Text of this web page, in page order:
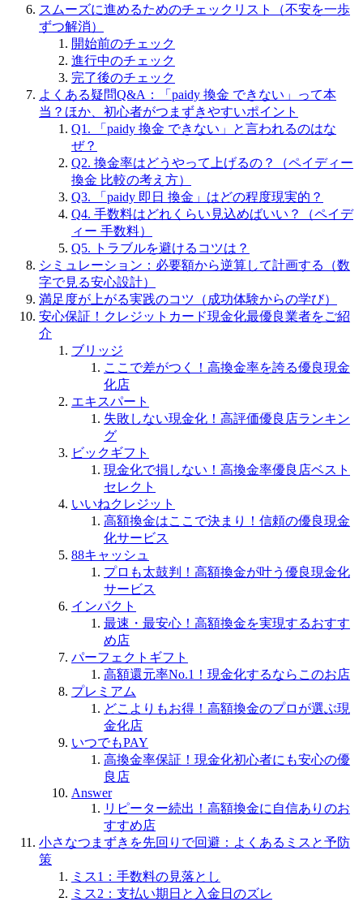
スムーズに進めるためのチェックリスト（不安を一歩
ずつ解消）
開始前のチェック
進行中のチェック
完了後のチェック
よくある疑問Q&A：「paidy 換金 できない」って本
当？ほか、初心者がつまずきやすいポイント
Q1. 「paidy 換金 できない」と言われるのはな
ぜ？
Q2. 換金率はどうやって上げるの？（ペイディー
換金 比較の考え方）
Q3. 「paidy 即日 換金」はどの程度現実的？
Q4. 手数料はどれくらい見込めばいい？（ペイデ
ィー 手数料）
Q5. トラブルを避けるコツは？
シミュレーション：必要額から逆算して計画する（数
字で見る安心設計）
満足度が上がる実践のコツ（成功体験からの学び）
安心保証！クレジットカード現金化最優良業者をご紹
介
ブリッジ
ここで差がつく！高換金率を誇る優良現金
化店
エキスパート
失敗しない現金化！高評価優良店ランキン
グ
ビックギフト
現金化で損しない！高換金率優良店ベスト
セレクト
いいねクレジット
高額換金はここで決まり！信頼の優良現金
化サービス
88キャッシュ
プロも太鼓判！高額換金が叶う優良現金化
サービス
インパクト
最速・最安心！高額換金を実現するおすす
め店
パーフェクトギフト
高額還元率No.1！現金化するならこのお店
プレミアム
どこよりもお得！高額換金のプロが選ぶ現
金化店
いつでもPAY
高換金率保証！現金化初心者にも安心の優
良店
Answer
リピーター続出！高額換金に自信ありのお
すすめ店
小さなつまずきを先回りで回避：よくあるミスと予防
策
ミス1：手数料の見落とし
ミス2：支払い期日と入金日のズレ